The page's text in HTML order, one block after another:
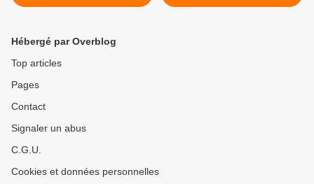
Hébergé par Overblog
Top articles
Pages
Contact
Signaler un abus
C.G.U.
Cookies et données personnelles